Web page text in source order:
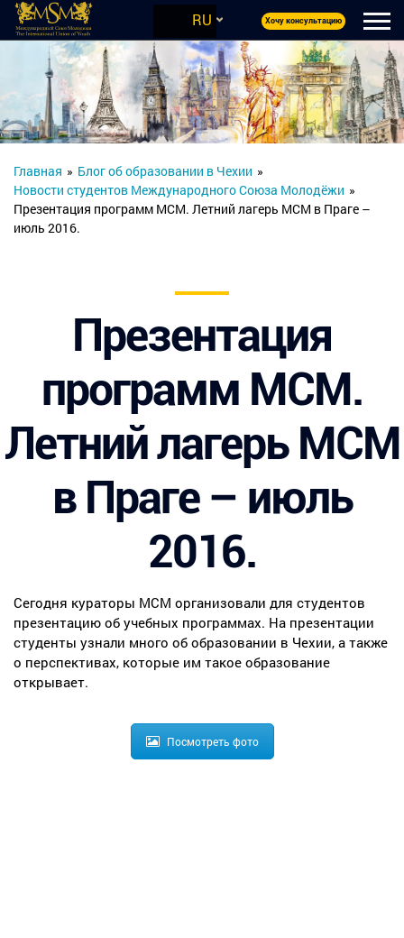
RU Хочу консультацию
Главная » Блог об образовании в Чехии »
Новости студентов Международного Союза Молодёжи »
Презентация программ МСМ. Летний лагерь МСМ в Праге –
июль 2016.
Презентация
программ МСМ.
Летний лагерь МСМ
в Праге – июль
2016.
Сегодня кураторы МСМ организовали для студентов
презентацию об учебных программах. На презентации
студенты узнали много об образовании в Чехии, а также
о перспективах, которые им такое образование
открывает.
Посмотреть фото